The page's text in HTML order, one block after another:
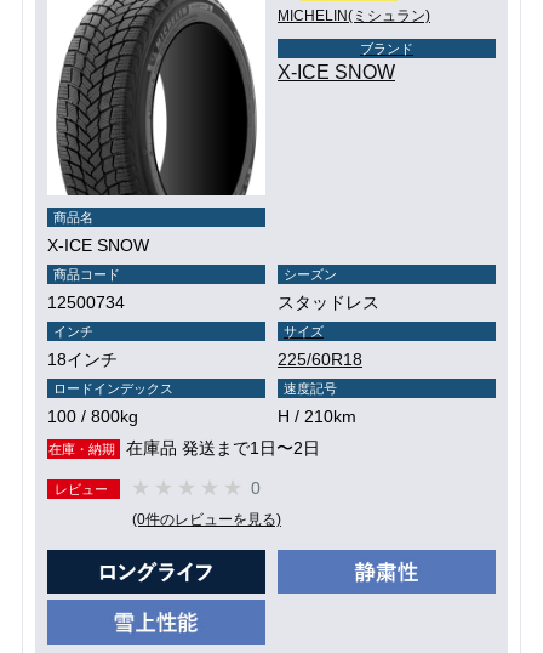
MICHELIN(ミシュラン)
ブランド
X-ICE SNOW
商品名
X-ICE SNOW
商品コード
12500734
シーズン
スタッドレス
インチ
18インチ
サイズ
225/60R18
ロードインデックス
100 / 800kg
速度記号
H / 210km
在庫・納期 在庫品 発送まで1日〜2日
レビュー 0
(0件のレビューを見る)